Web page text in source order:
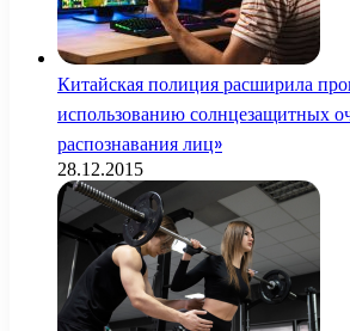
Китайская полиция расширила
использованию солнцезащитных
распознавания лиц»
28.12.2015